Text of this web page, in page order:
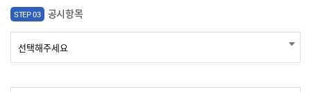
STEP 03 공시항목